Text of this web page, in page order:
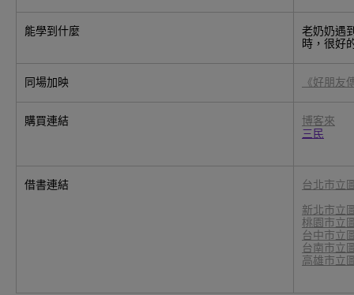
能學到什麼
老奶奶遇
時，很好
同場加映 《好朋友
購買連結
博客來
三民
借書連結 台北市立
新北市立
桃園市立
台中市立
台南市立
高雄市立